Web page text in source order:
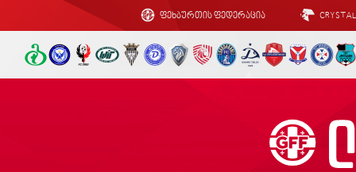
ფეხბურთის ფედერაცია